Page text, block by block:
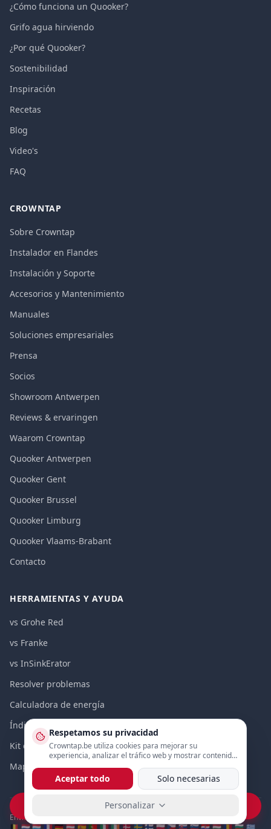
¿Cómo funciona un Quooker?
Grifo agua hirviendo
¿Por qué Quooker?
Sostenibilidad
Inspiración
Recetas
Blog
Video's
FAQ
CROWNTAP
Sobre Crowntap
Instalador en Flandes
Instalación y Soporte
Accesorios y Mantenimiento
Manuales
Soluciones empresariales
Prensa
Socios
Showroom Antwerpen
Reviews & ervaringen
Waarom Crowntap
Quooker Antwerpen
Quooker Gent
Quooker Brussel
Quooker Limburg
Quooker Vlaams-Brabant
Contacto
HERRAMIENTAS Y AYUDA
vs Grohe Red
vs Franke
vs InSinkErator
Resolver problemas
Calculadora de energía
Índice de precios 2026
Kit de medios
Mapa del sitio
Envío a toda Europa
🇧🇪 🇳🇱 🇱🇺 🇫🇷 🇩🇪 🇦🇹 🇪🇸 🇵🇹 🇮🇹 🇮🇪 🇩🇰 🇸🇪 🇫🇮 🇵🇱 🇨🇿 🇸🇰 🇸🇮 🇭🇷 🇭🇺 🇷🇴 🇧🇬 🇬🇷
Vraag prijs op WhatsApp
Respetamos su privacidad
Crowntap.be utiliza cookies para mejorar su
experiencia, analizar el tráfico web y mostrar contenido
Aceptar todo Solo necesarias
Personalizar